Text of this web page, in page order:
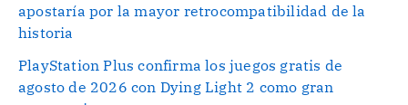
apostaría por la mayor retrocompatibilidad de la
historia
PlayStation Plus confirma los juegos gratis de
agosto de 2026 con Dying Light 2 como gran